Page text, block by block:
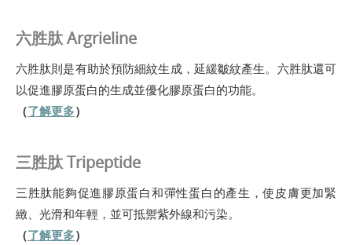
六胜肽 Argrieline
六胜肽則是有助於預防細紋生成，延緩皺紋產生。六胜肽還可
以促進膠原蛋白的生成並優化膠原蛋白的功能。
（了解更多）
三胜肽 Tripeptide
三胜肽能夠促進膠原蛋白和彈性蛋白的產生，使皮膚更加緊
緻、光滑和年輕，並可抵禦紫外線和污染。
（了解更多）